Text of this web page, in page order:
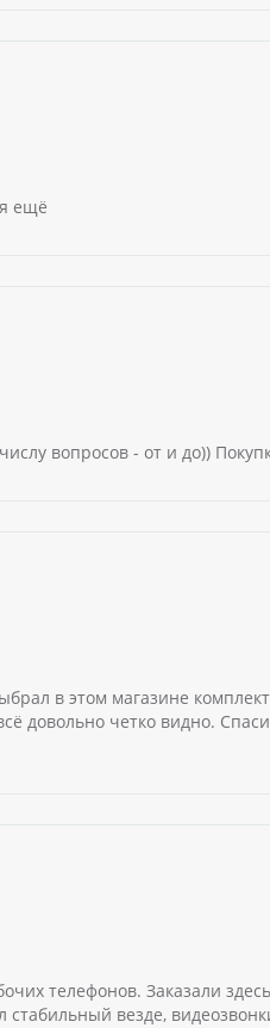
ещё
вопросов - от и до))
в этом магазине
довольно четко видно.
телефонов. Заказали
везде,